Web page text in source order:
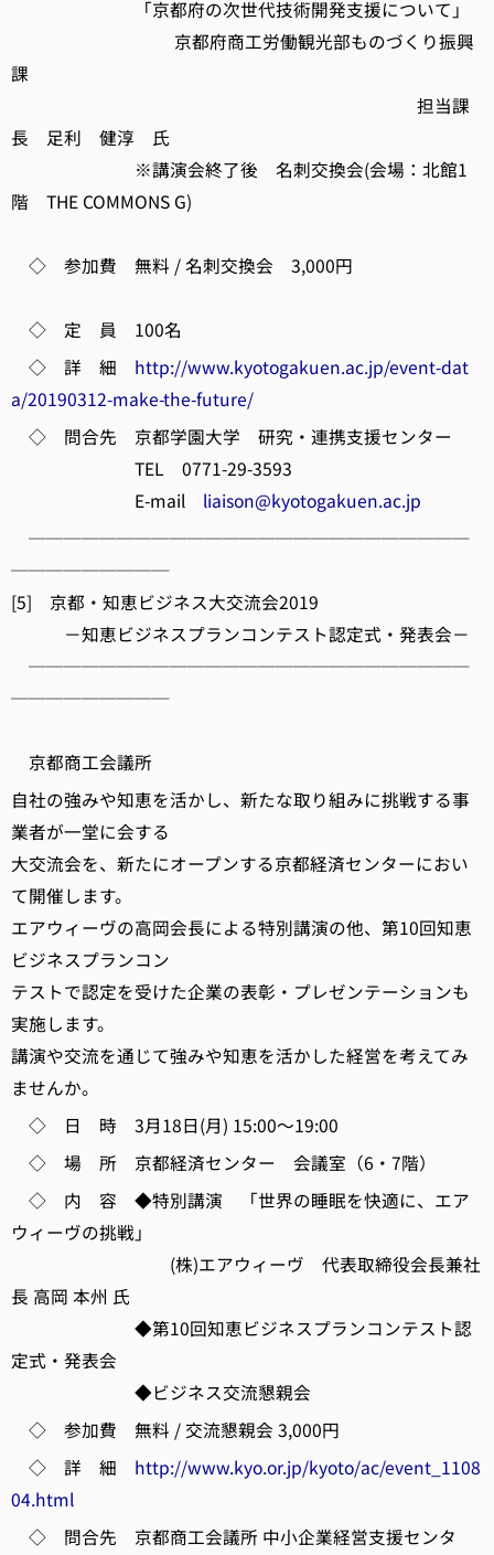
「京都府の次世代技術開発支援について」
京都府商工労働観光部ものづくり振興
課
担当課
長 足利 健淳 氏
※講演会終了後 名刺交換会(会場：北館1
階 THE COMMONS G)
◇ 参加費 無料 / 名刺交換会 3,000円
◇ 定 員 100名
◇ 詳 細 http://www.kyotogakuen.ac.jp/event-dat
a/20190312-make-the-future/
◇ 問合先 京都学園大学 研究・連携支援センター
TEL 0771-29-3593
E-mail liaison@kyotogakuen.ac.jp
─────────────────────────
─────────
[5] 京都・知恵ビジネス大交流会2019
－知恵ビジネスプランコンテスト認定式・発表会－
─────────────────────────
─────────
京都商工会議所
自社の強みや知恵を活かし、新たな取り組みに挑戦する事
業者が一堂に会する
大交流会を、新たにオープンする京都経済センターにおい
て開催します。
エアウィーヴの高岡会長による特別講演の他、第10回知恵
ビジネスプランコン
テストで認定を受けた企業の表彰・プレゼンテーションも
実施します。
講演や交流を通じて強みや知恵を活かした経営を考えてみ
ませんか。
◇ 日 時 3月18日(月) 15:00～19:00
◇ 場 所 京都経済センター 会議室（6・7階）
◇ 内 容 ◆特別講演 「世界の睡眠を快適に、エア
ウィーヴの挑戦」
(株)エアウィーヴ 代表取締役会長兼社
長 高岡 本州 氏
◆第10回知恵ビジネスプランコンテスト認
定式・発表会
◆ビジネス交流懇親会
◇ 参加費 無料 / 交流懇親会 3,000円
◇ 詳 細 http://www.kyo.or.jp/kyoto/ac/event_1108
04.html
◇ 問合先 京都商工会議所 中小企業経営支援センタ